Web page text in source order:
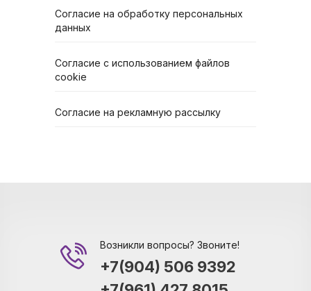
Согласие на обработку персональных
данных
Согласие с использованием файлов
cookie
Согласие на рекламную рассылку
Возникли вопросы? Звоните!
+7(904) 506 9392